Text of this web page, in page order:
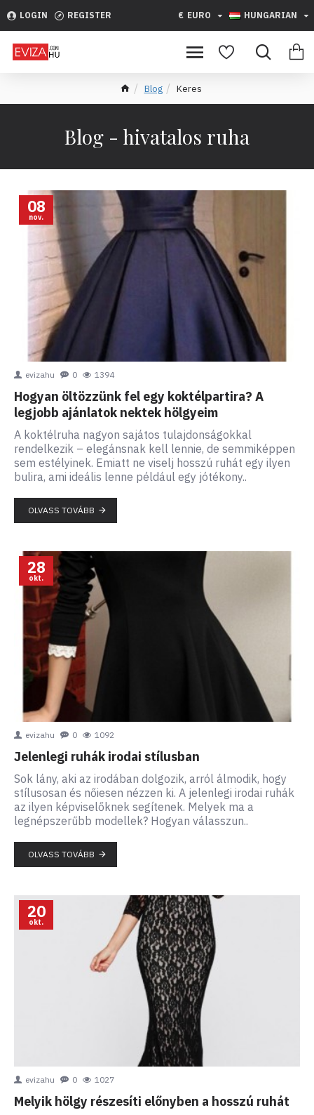
LOGIN REGISTER € EURO HUNGARIAN
Blog Keres
Blog - hivatalos ruha
08
nov.
evizahu 0 1394
Hogyan öltözzünk fel egy koktélpartira? A
legjobb ajánlatok nektek hölgyeim
A koktélruha nagyon sajátos tulajdonságokkal
rendelkezik – elegánsnak kell lennie, de semmiképpen
sem estélyinek. Emiatt ne viselj hosszú ruhát egy ilyen
bulira, ami ideális lenne például egy jótékony..
OLVASS TOVÁBB
28
okt.
evizahu 0 1092
Jelenlegi ruhák irodai stílusban
Sok lány, aki az irodában dolgozik, arról álmodik, hogy
stílusosan és nőiesen nézzen ki. A jelenlegi irodai ruhák
az ilyen képviselőknek segítenek. Melyek ma a
legnépszerűbb modellek? Hogyan válasszun..
OLVASS TOVÁBB
20
okt.
evizahu 0 1027
Melyik hölgy részesíti előnyben a hosszú ruhát